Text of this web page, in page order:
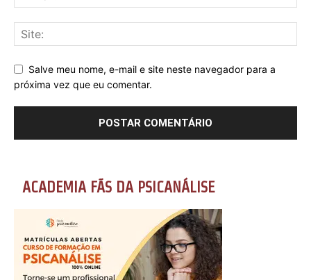
Salve meu nome, e-mail e site neste navegador para a
próxima vez que eu comentar.
ACADEMIA FÃS DA PSICANÁLISE